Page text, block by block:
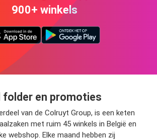
900+ winkels
folder en promoties
van de Colruyt Group, is een keten
met ruim 45 winkels in België en
webshop. Elke maand hebben zij